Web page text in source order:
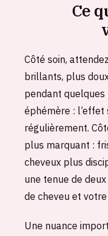
Ce
Côté soin,
brillants, plus
pendant quelques
éphémère :
régulièrement.
plus marquant :
cheveux plus
une tenue de
de cheveu et
Une nuance